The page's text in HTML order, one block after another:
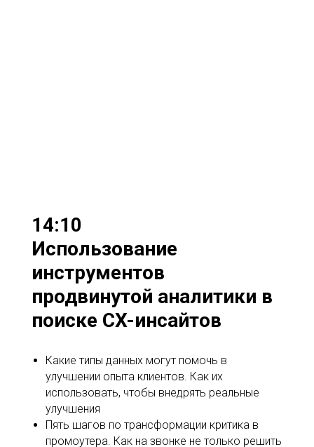
14:10
Использование
инструментов
продвинутой аналитики в
поиске CX-инсайтов
Какие типы данных могут помочь в
улучшении опыта клиентов. Как их
использовать, чтобы внедрять реальные
улучшения
Пять шагов по трансформации критика в
промоутера. Как на звонке не только решить